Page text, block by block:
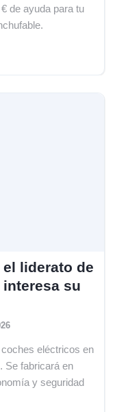
de ayuda para tu
liderato de
su
eléctricos en
Se fabricará en
y seguridad